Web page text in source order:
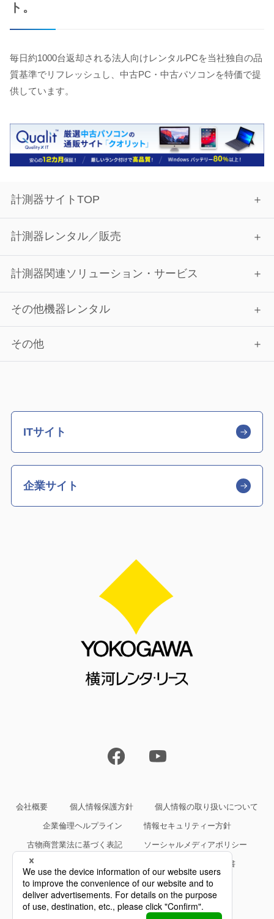
ト。
毎日約1000台返却される法人向けレンタルPCを当社独自の品
質基準でリフレッシュし、中古PC・中古パソコンを特価で提
供しています。
計測器サイトTOP
計測器レンタル／販売
計測器関連ソリューション・サービス
その他機器レンタル
その他
ITサイト
企業サイト
会社概要 個人情報保護方針 個人情報の取り扱いについて
企業倫理ヘルプライン 情報セキュリティー方針
古物商営業法に基づく表記 ソーシャルメディアポリシー
約款・規約等、サービス仕様書